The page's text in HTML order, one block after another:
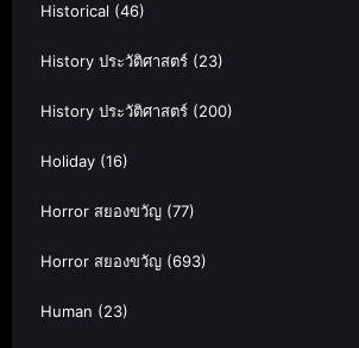
Historical (46)
History ประวัติศาสตร์ (23)
History ประวัติศาสตร์ (200)
Holiday (16)
Horror สยองขวัญ (77)
Horror สยองขวัญ (693)
Human (23)